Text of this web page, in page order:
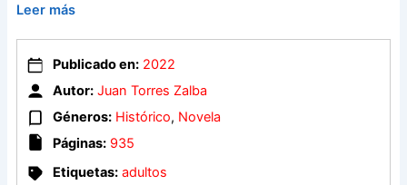
Es también el tiempo de Tiberio Sempronio Graco, nieto de
Escipión Africano e hijo de Cornelia, una mujer fuera de lo
común. El joven Graco abanderará una conflictiva reforma
que sacudirá los cimientos del Senado y de la República
misma.
Tras El primer senador de Roma, Juan Torres Zalba nos
sumerge en Numantia en una novela formidable que, de la
mano de las más grandes figuras históricas, rebosa
Leer más
Publicado en: 2022
Autor: Juan Torres Zalba
Géneros: Histórico, Novela
Páginas: 935
Etiquetas: adultos